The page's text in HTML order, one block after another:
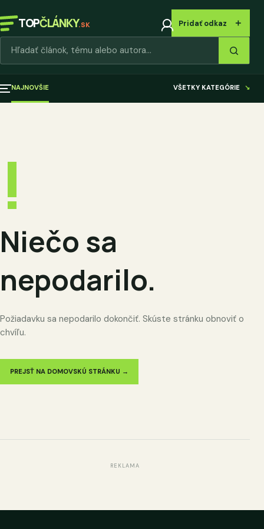
TOPČLÁNKY.SK Pridať odkaz ＋
NAJNOVŠIE VŠETKY KATEGÓRIE ↘
!
Niečo sa
nepodarilo.
Požiadavku sa nepodarilo dokončiť. Skúste stránku obnoviť o
chvíľu.
PREJSŤ NA DOMOVSKÚ STRÁNKU →
REKLAMA